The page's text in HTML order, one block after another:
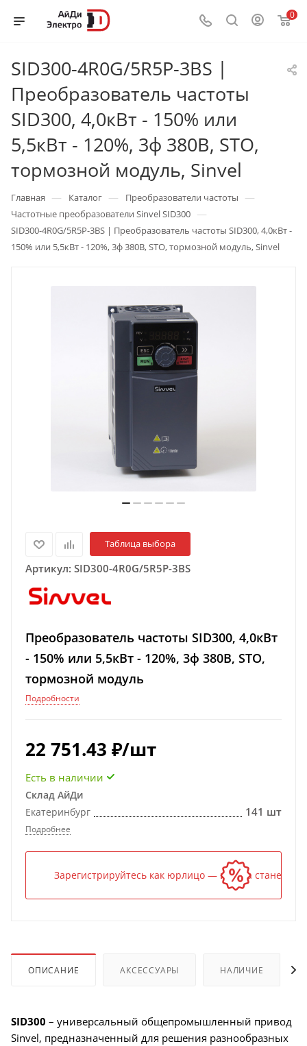
0
SID300-4R0G/5R5P-3BS |
Преобразователь частоты
SID300, 4,0кВт - 150% или
5,5кВт - 120%, 3ф 380В, STO,
тормозной модуль, Sinvel
Главная — Каталог — Преобразователи частоты —
Частотные преобразователи Sinvel SID300 —
SID300-4R0G/5R5P-3BS | Преобразователь частоты SID300, 4,0кВт -
150% или 5,5кВт - 120%, 3ф 380В, STO, тормозной модуль, Sinvel
Таблица выбора
Артикул: SID300-4R0G/5R5P-3BS
Преобразователь частоты SID300, 4,0кВт
- 150% или 5,5кВт - 120%, 3ф 380В, STO,
тормозной модуль
Подробности
22 751.43 ₽/шт
Есть в наличии
Склад АйДи
Екатеринбург
141 шт
Подробнее
Зарегистрируйтесь как юрлицо — и цена станет
ОПИСАНИЕ АКСЕССУАРЫ НАЛИЧИЕ
SID300 – универсальный общепромышленный привод
Sinvel, предназначенный для решения разнообразных